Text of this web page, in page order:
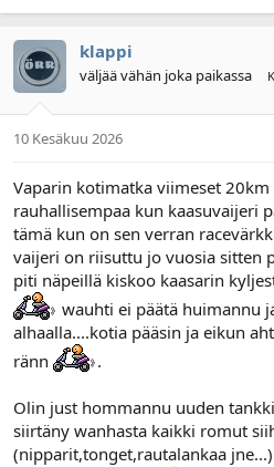
klappi
väljää vähän joka paikassa
10 Kesäkuu 2026
Vaparin kotimatka viimeset
rauhallisempaa kun kaasuvaijeri
tämä kun on sen verran
vaijeri on riisuttu jo vuosia sitten
piti näpeillä kiskoo kaasarin
wauhti ei päätä huimannu
alhaalla....kotia pääsin ja eikun
ränn
.
Olin just hommannu uuden
siirtäny wanhasta kaikki romut
(nipparit,tonget,rautalankaa